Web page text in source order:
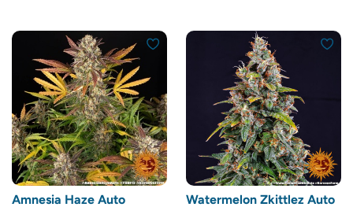
Amnesia Haze Auto
Watermelon Zkittlez Auto